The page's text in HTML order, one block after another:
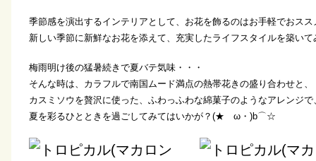
季節感を演出するインテリアとして、お花を飾るのはお手軽でおスス
新しい季節に新鮮なお花を添えて、充実したライフスタイルを築い
梅雨明け後の猛暑続きで夏バテ気味・・・
そんな時は、カラフルで南国ムード満点の熱帯花きの盛り合わせと、
カスミソウを贅沢に使った、ふわっふわな綿菓子のようなアレンジで
夏を彩るひとときを過ごしてみてはいかが？(★ゝω・)b⌒☆